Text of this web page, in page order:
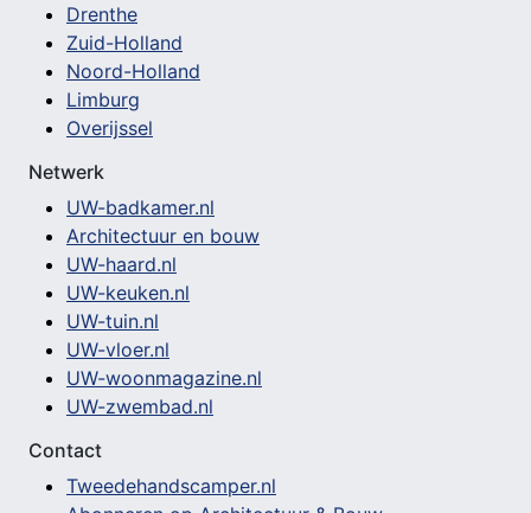
Drenthe
Zuid-Holland
Noord-Holland
Limburg
Overijssel
Netwerk
UW-badkamer.nl
Architectuur en bouw
UW-haard.nl
UW-keuken.nl
UW-tuin.nl
UW-vloer.nl
UW-woonmagazine.nl
UW-zwembad.nl
Contact
Tweedehandscamper.nl